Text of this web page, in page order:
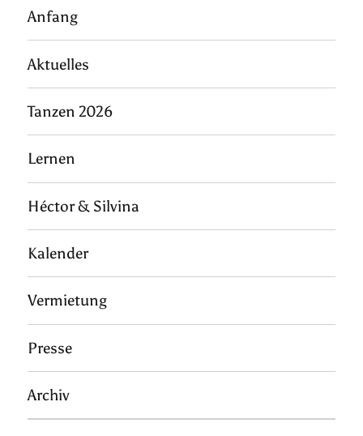
Anfang
Aktuelles
Tanzen 2026
Lernen
Héctor & Silvina
Kalender
Vermietung
Presse
Archiv